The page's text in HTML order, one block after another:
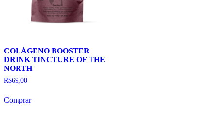
COLÁGENO BOOSTER
DRINK TINCTURE OF THE
NORTH
R$69,00
Comprar